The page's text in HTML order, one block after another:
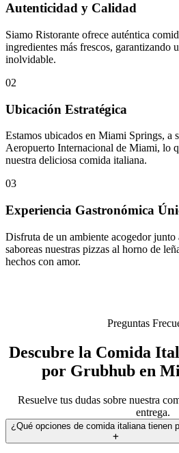
Autenticidad y Calidad
Siamo Ristorante ofrece auténtica
ingredientes más frescos, garantizando
inolvidable.
02
Ubicación Estratégica
Estamos ubicados en Miami Springs, a
Aeropuerto Internacional de Miami, lo
nuestra deliciosa comida italiana.
03
Experiencia Gastronómica
Disfruta de un ambiente acogedor
saboreas nuestras pizzas al horno de
hechos con amor.
Preguntas
Descubre la Comida
por Grubhub en
Resuelve tus dudas sobre nuestra
entrega.
¿Qué opciones de comida italiana tienen